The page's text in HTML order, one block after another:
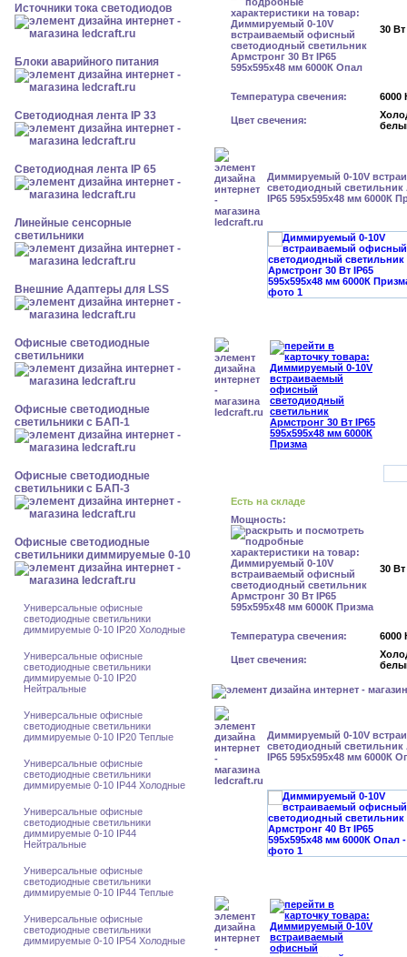
Источники тока светодиодов
Блоки аварийного питания
Светодиодная лента IP 33
Светодиодная лента IP 65
Линейные сенсорные
светильники
Внешние Адаптеры для LSS
Офисные светодиодные
светильники
Офисные светодиодные
светильники с БАП-1
Офисные светодиодные
светильники с БАП-3
Офисные светодиодные
светильники диммируемые 0-10
Универсальные офисные
светодиодные светильники
диммируемые 0-10 IP20 Холодные
Универсальные офисные
светодиодные светильники
диммируемые 0-10 IP20
Нейтральные
Универсальные офисные
светодиодные светильники
диммируемые 0-10 IP20 Теплые
Универсальные офисные
светодиодные светильники
диммируемые 0-10 IP44 Холодные
Универсальные офисные
светодиодные светильники
диммируемые 0-10 IP44
Нейтральные
Универсальные офисные
светодиодные светильники
диммируемые 0-10 IP44 Теплые
Универсальные офисные
светодиодные светильники
диммируемые 0-10 IP54 Холодные
30 Вт
Температура свечения: 6000
Цвет свечения:
Диммируемый 0-10V
светодиодный светильник
IP65 595x595x48 мм 6000К
Есть на складе
Мощность:
30 Вт
Температура свечения: 6000
Цвет свечения:
Диммируемый 0-10V
светодиодный светильник
IP65 595x595x48 мм 6000К